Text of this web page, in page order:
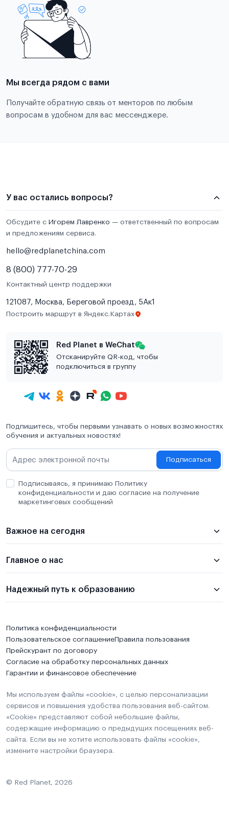
Мы всегда рядом с вами
Получайте обратную связь от менторов по любым
вопросам в удобном для вас мессенджере.
У вас остались вопросы?
Обсудите с Игорем Лавренко — ответственный по вопросам
и предложениям сервиса.
hello@redplanetchina.com
8 (800) 777-70-29
Контактный центр поддержки
121087, Москва, Береговой проезд, 5Ак1
Построить маршрут в Яндекс.Картах
Red Planet в WeChat
Отсканируйте QR-код, чтобы
подключиться в группу
Подпишитесь, чтобы первыми узнавать о новых возможностях
обучения и актуальных новостях!
Подписаться
Подписываясь, я принимаю Политику
конфиденциальности и даю согласие на получение
маркетинговых сообщений
Важное на сегодня
Главное о нас
Надежный путь к образованию
Политика конфиденциальности
Пользовательское соглашениеПравила пользования
Прейскурант по договору
Согласие на обработку персональных данных
Гарантии и финансовое обеспечение
Мы используем файлы «cookie», с целью персонализации
сервисов и повышения удобства пользования веб-сайтом.
«Cookie» представляют собой небольшие файлы,
содержащие информацию о предыдущих посещениях веб-
сайта. Если вы не хотите использовать файлы «cookie»,
измените настройки браузера.
© Red Planet, 2026